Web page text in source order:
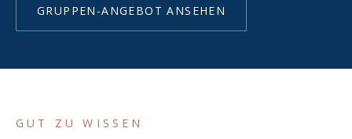
GRUPPEN-ANGEBOT ANSEHEN
GUT ZU WISSEN